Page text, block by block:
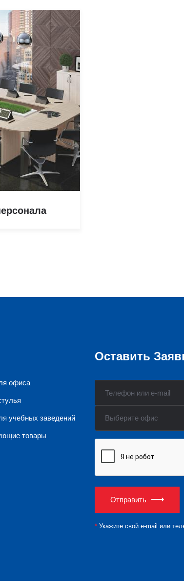
офиса
учебных заведений
товары
Оставить
Выберите офис
Отправить
* Укажите свой e-mail или